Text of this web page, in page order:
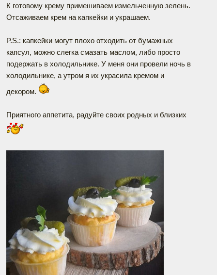
К готовому крему примешиваем измельченную зелень.
Отсаживаем крем на капкейки и украшаем.
P.S.: капкейки могут плохо отходить от бумажных
капсул, можно слегка смазать маслом, либо просто
подержать в холодильнике. У меня они провели ночь в
холодильнике, а утром я их украсила кремом и
декором.
Приятного аппетита, радуйте своих родных и близких